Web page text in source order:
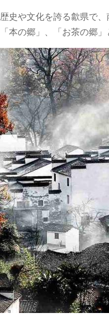
史や文化を誇る歙県で
本の郷」、「お茶の郷」